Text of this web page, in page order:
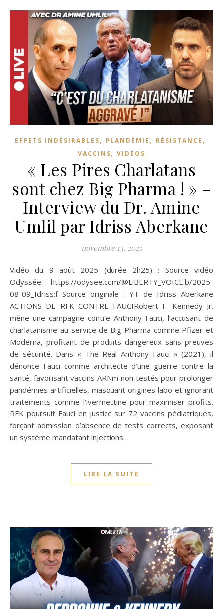
EFFETS INDÉSIRABLES, PLANDÉMIE , RÉSISTANCE ,
VACCINS, VIDÉOS
« Les Pires Charlatans
sont chez Big Pharma ! » –
Interview du Dr. Amine
Umlil par Idriss Aberkane
novembre 13, 2025
Vidéo du 9 août 2025 (durée 2h25) : Source vidéo
Odyssée : https://odysee.com/@LiBERTY_VOICE:b/2025-
08-09_Idriss:f Source originale : YT de Idriss Aberkane
ACTIONS DE RFK CONTRE FAUCIRobert F. Kennedy Jr.
mène une campagne contre Anthony Fauci, l’accusant de
charlatanisme au service de Big Pharma comme Pfizer et
Moderna, profitant de produits dangereux sans preuves
de sécurité. Dans « The Real Anthony Fauci » (2021), il
dénonce Fauci comme architecte d’une guerre contre la
santé, favorisant vaccins ARNm non testés pour prolonger
pandémies artificielles, masquant origines labo et ignorant
traitements comme l’ivermectine pour maximiser profits.
RFK poursuit Fauci en justice sur 72 vaccins pédiatriques,
forçant admission d’absence de tests corrects, exposant
un système mandatant injections…
LIRE LA SUITE